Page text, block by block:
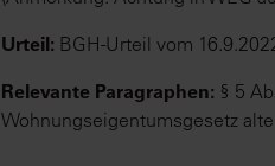
Urteil: BGH-Urteil vom
Relevante Paragraphen: § 5
Wohnungseigentumsgesetz